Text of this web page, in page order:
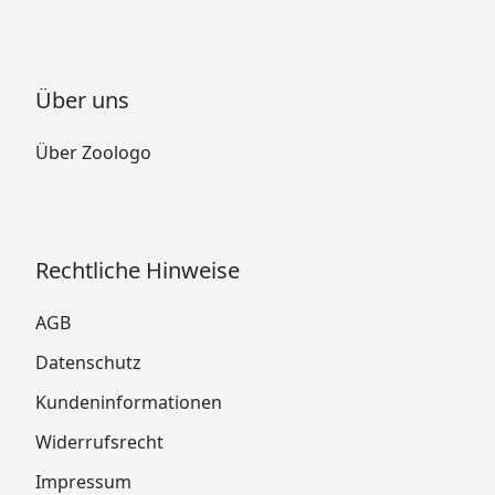
Über uns
Über Zoologo
Rechtliche Hinweise
AGB
Datenschutz
Kundeninformationen
Widerrufsrecht
Impressum